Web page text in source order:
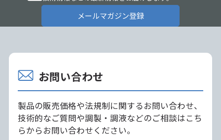
メールマガジン登録
お問い合わせ
製品の販売価格や法規制に関するお問い合わせ、
技術的なご質問や調製・調液などのご相談はこち
らからお問い合わせください。